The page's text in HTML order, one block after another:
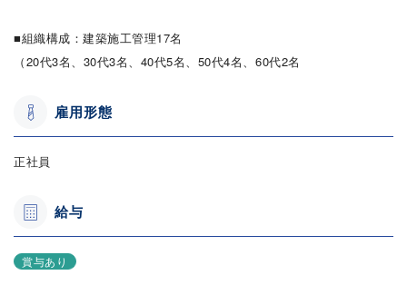
■組織構成：建築施工管理17名
（20代3名、30代3名、40代5名、50代4名、60代2名
雇用形態
正社員
給与
賞与あり